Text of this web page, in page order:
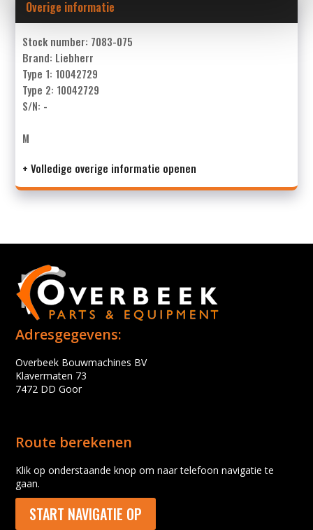
Overige informatie
Stock number: 7083-075
Brand: Liebherr
Type 1: 10042729
Type 2: 10042729
S/N: -
M
+ Volledige overige informatie openen
Adresgegevens:
Overbeek Bouwmachines BV
Klavermaten 73
7472 DD Goor
Route berekenen
Klik op onderstaande knop om naar telefoon navigatie te
gaan.
START NAVIGATIE OP